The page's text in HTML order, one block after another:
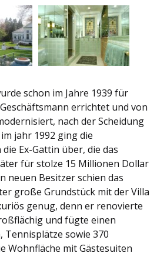
schon im Jahre 1939 für
errichtet und von
nach der Scheidung
jahr 1992 ging die
Ex-Gattin über, die das
für stolze 15 Millionen Dollar
neuen Besitzer schien das
große Grundstück mit der Villa
genug, denn er renovierte
und fügte einen
Tennisplätze sowie 370
Wohnfläche mit Gästesuiten